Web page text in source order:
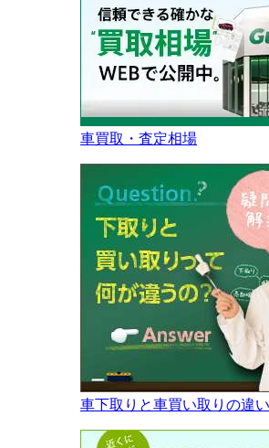
車買取・査定相場
車下取りと車買い取りの違い